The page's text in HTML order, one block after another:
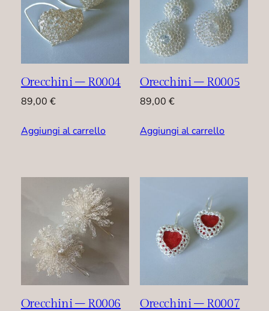
Orecchini – R0004
89,00 €
Aggiungi al carrello
Orecchini – R0005
89,00€
Aggiungi al carrello
Orecchini – R0006 Orecchini – R0007